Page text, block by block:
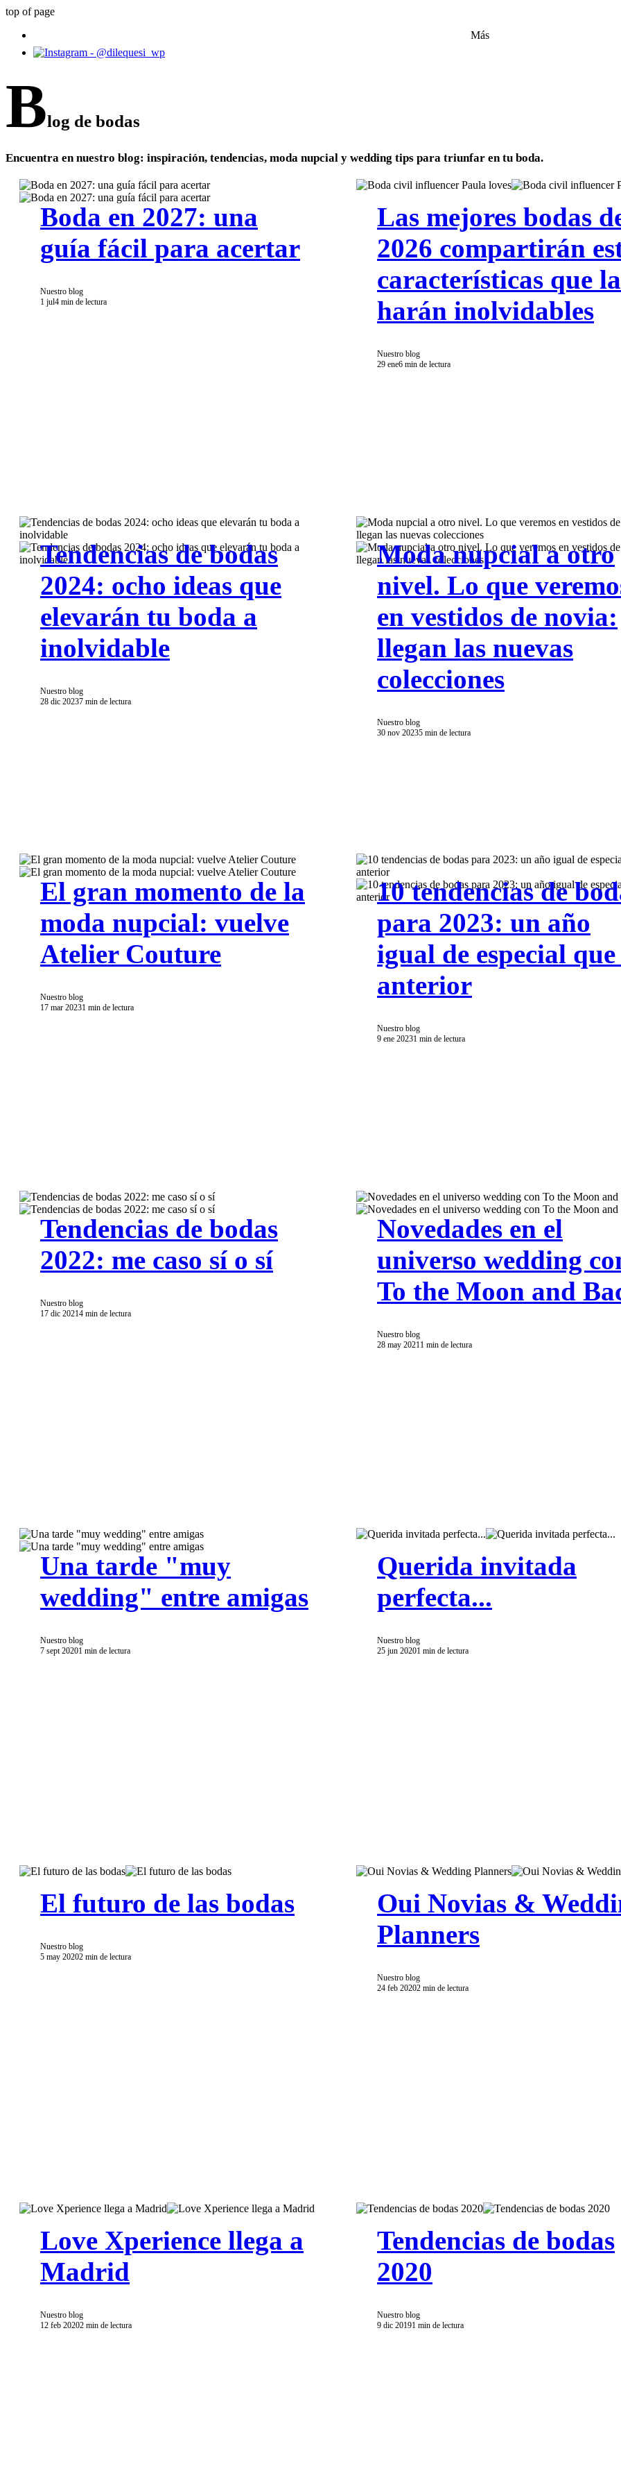
top of page
Más
Blog de bodas
Encuentra en nuestro blog: inspiración, tendencias, moda nupcial y wedding tips para triunfar en tu boda.
Boda en 2027: una
guía fácil para acertar
Nuestro blog
1 jul4 min de lectura
Las mejores bodas
2026 compartirán
características que
harán inolvidables
Nuestro blog
29 ene6 min de lectura
Tendencias de bodas
2024: ocho ideas que
elevarán tu boda a
inolvidable
Nuestro blog
28 dic 20237 min de lectura
Moda nupcial a otro
nivel. Lo que
en vestidos de novia:
llegan las nuevas
colecciones
Nuestro blog
30 nov 20235 min de lectura
El gran momento de la
moda nupcial: vuelve
Atelier Couture
Nuestro blog
17 mar 20231 min de lectura
10 tendencias de
para 2023: un año
igual de especial
anterior
Nuestro blog
9 ene 20231 min de lectura
Tendencias de bodas
2022: me caso sí o sí
Nuestro blog
17 dic 20214 min de lectura
Novedades en el
universo wedding
To the Moon and
Nuestro blog
28 may 20211 min de lectura
Una tarde "muy
wedding" entre amigas
Nuestro blog
7 sept 20201 min de lectura
Querida invitada
perfecta...
Nuestro blog
25 jun 20201 min de lectura
El futuro de las bodas
Nuestro blog
5 may 20202 min de lectura
Oui Novias &
Planners
Nuestro blog
24 feb 20202 min de lectura
Love Xperience llega a
Madrid
Nuestro blog
12 feb 20202 min de lectura
Tendencias de bodas
2020
Nuestro blog
9 dic 20191 min de lectura